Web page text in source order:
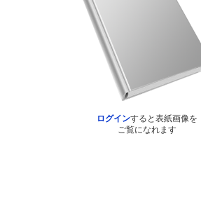
ログインすると表紙画像を
ご覧になれます